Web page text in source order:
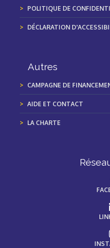
POLITIQUE DE
DÉCLARATION
Autres
CAMPAGNE DE
AIDE ET CONTACT
LA CHARTE